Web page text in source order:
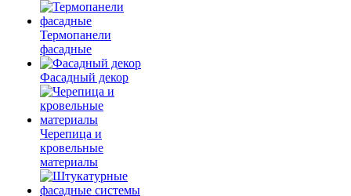
Термопанели
фасадные
Фасадный декор
Черепица и
кровельные
материалы